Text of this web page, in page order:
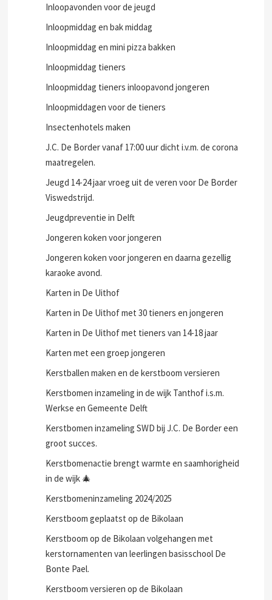
Inloopavonden voor de jeugd
Inloopmiddag en bak middag
Inloopmiddag en mini pizza bakken
Inloopmiddag tieners
Inloopmiddag tieners inloopavond jongeren
Inloopmiddagen voor de tieners
Insectenhotels maken
J.C. De Border vanaf 17:00 uur dicht i.v.m. de corona
maatregelen.
Jeugd 14-24 jaar vroeg uit de veren voor De Border
Viswedstrijd.
Jeugdpreventie in Delft
Jongeren koken voor jongeren
Jongeren koken voor jongeren en daarna gezellig
karaoke avond.
Karten in De Uithof
Karten in De Uithof met 30 tieners en jongeren
Karten in De Uithof met tieners van 14-18 jaar
Karten met een groep jongeren
Kerstballen maken en de kerstboom versieren
Kerstbomen inzameling in de wijk Tanthof i.s.m.
Werkse en Gemeente Delft
Kerstbomen inzameling SWD bij J.C. De Border een
groot succes.
Kerstbomenactie brengt warmte en saamhorigheid
in de wijk 🎄
Kerstbomeninzameling 2024/2025
Kerstboom geplaatst op de Bikolaan
Kerstboom op de Bikolaan volgehangen met
kerstornamenten van leerlingen basisschool De
Bonte Pael.
Kerstboom versieren op de Bikolaan